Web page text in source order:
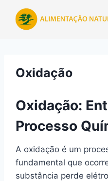
para
Oxidação
Oxidação:
Processo
A oxidação é um
fundamental que
substância perde